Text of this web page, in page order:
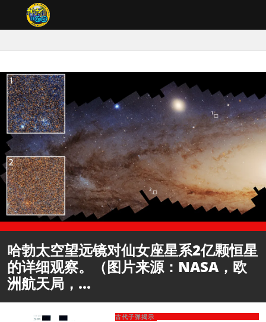
哈勃太空望远镜对仙女座星系2亿颗恒星
的详细观察。（图片来源：NASA，欧
洲航天局，...
古代子弹揭示